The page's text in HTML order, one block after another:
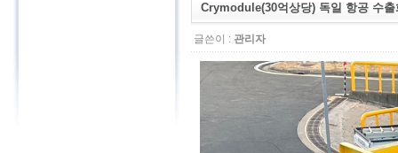
Crymodule(30억상당) 독일 항공 수출
글쓴이 : 관리자